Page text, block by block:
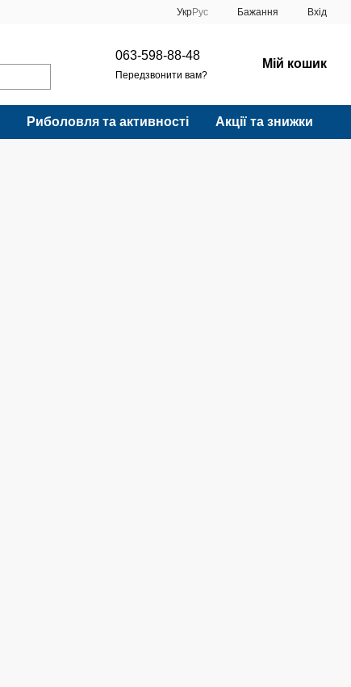
УкрРус Бажання Вхід
063-598-88-48
Передзвонити вам?
Мій кошик
Риболовля та активності Акції та знижки